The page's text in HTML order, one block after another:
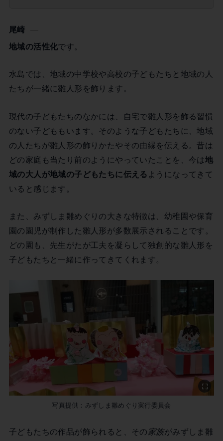
尾崎
地域の活性化です。
水島では、地域の中学校や高校の子どもたちと地域の人
たちが一緒に雛人形を飾ります。
現代の子どもたちのなかには、自宅で雛人形を飾る習慣
のない子どももいます。そのような子どもたちに、地域
の人たちが雛人形の飾りかたやその由縁を伝える。昔は
どの家庭も当たり前のようにやっていたことを、今は地
域の大人が地域の子どもたちに伝える ようになってきて
いると感じます。
また、みずしま雛めぐりの大きな特徴は、幼稚園や保育
園の園児が制作した雛人形が多数展示されることです。
どの園も、先生がたが工夫を凝らして独創的な雛人形を
子どもたちと一緒に作ってきてくれます。
写真提供：みずしま雛めぐり実行委員会
子どもたちの作品が飾られると、その 家族がみずしま雛